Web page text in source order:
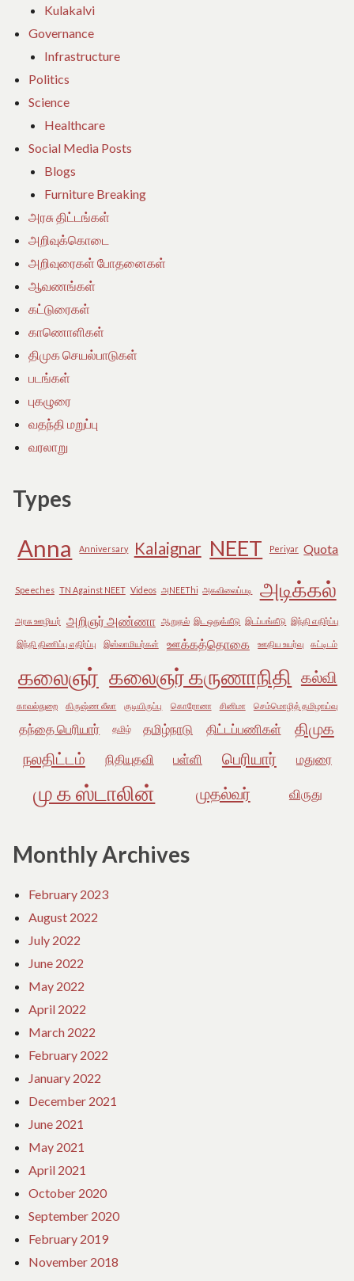
Kulakalvi
Governance
Infrastructure
Politics
Science
Healthcare
Social Media Posts
Blogs
Furniture Breaking
அரசு திட்டங்கள்
அறிவுக்கொடை
அறிவுரைகள் போதனைகள்
ஆவணங்கள்
கட்டுரைகள்
காணொளிகள்
திமுக செயல்பாடுகள்
படங்கள்
புகழுரை
வதந்தி மறுப்பு
வரலாறு
Types
Anna Anniversary Kalaignar NEET Periyar Quota
Speeches TN Against NEET Videos அNEEThi அகவிலைப்படி அடிக்கல்
அரசு ஊழியர் அறிஞர் அண்ணா ஆறுதல் இட ஒதுக்கீடு இடப்பங்கீடு இந்தி எதிர்ப்பு
இந்தி திணிப்பு எதிர்ப்பு இஸ்லாமியர்கள் ஊக்கத்தொகை ஊதிய உயர்வு கட்டிடம்
கலைஞர் கலைஞர் கருணாநிதி கல்வி
காவல்துறை கிருஷ்ண லீலா குடியிருப்பு கொரோனா சினிமா செம்மொழித் தமிழாய்வு
தந்தை பெரியார் தமிழ் தமிழ்நாடு திட்டப்பணிகள்
திமுக
நலதிட்டம்
நிதியுதவி பள்ளி பெரியார் மதுரை
மு க ஸ்டாலின் முதல்வர் விருது
Monthly Archives
February 2023
August 2022
July 2022
June 2022
May 2022
April 2022
March 2022
February 2022
January 2022
December 2021
June 2021
May 2021
April 2021
October 2020
September 2020
February 2019
November 2018